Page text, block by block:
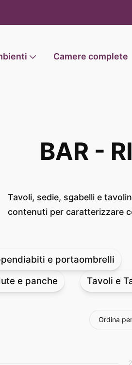
Camere complete
BAR -
Tavoli, sedie, sgabelli e
contenuti per caratterizzare
e portaombrelli
e panche Tavoli e
Ordina per